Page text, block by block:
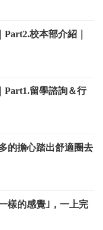
校本部介紹｜
Part1.留學諮詢＆行
的擔心踏出舒適圈去
樣的感覺｣，一上完